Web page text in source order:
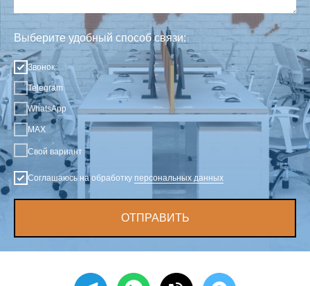
Выберите удобный способ связи:
Звонок
Telegram
WhatsApp
MAX
Свой вариант
Соглашаюсь на обработку персональных данных
ОТПРАВИТЬ